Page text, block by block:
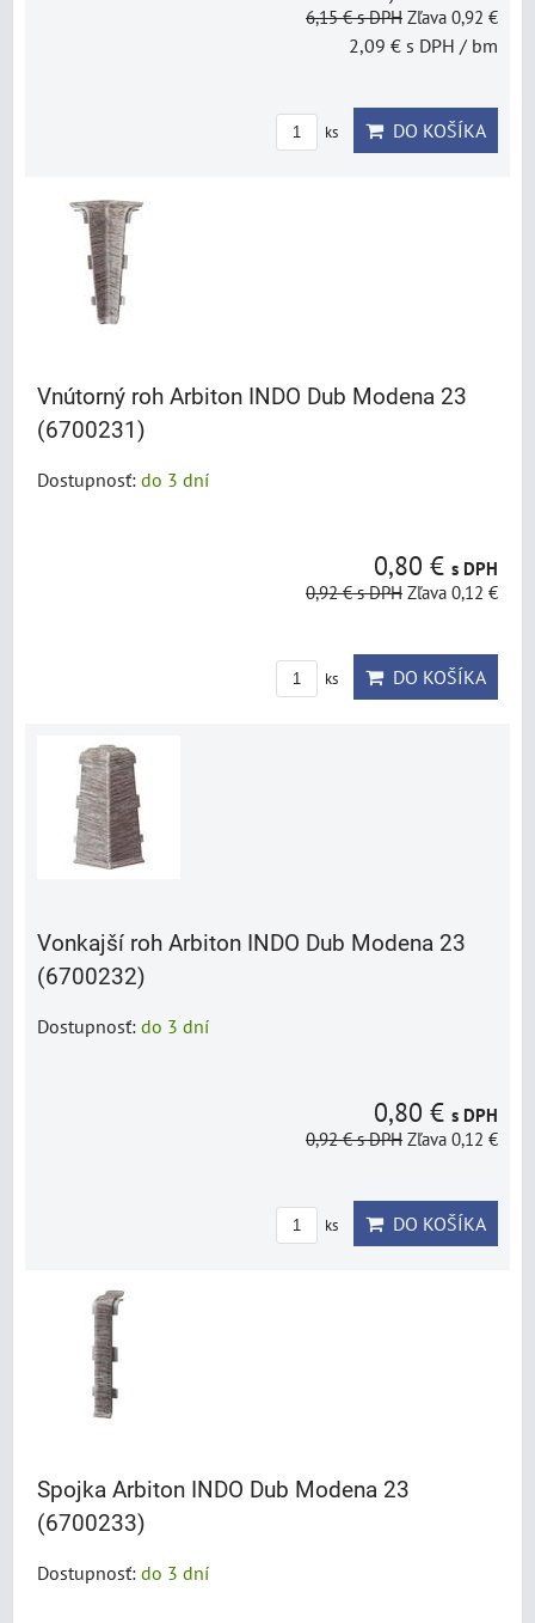
6,15 €s DPH Zľava 0,92 €
2,09 € s DPH / bm
ks DO KOŠÍKA
Vnútorný roh Arbiton INDO Dub Modena 23
(6700231)
Dostupnosť: do 3 dní
0,80 € s DPH
0,92 €s DPH Zľava 0,12 €
ks DO KOŠÍKA
Vonkajší roh Arbiton INDO Dub Modena 23
(6700232)
Dostupnosť: do 3 dní
0,80 € s DPH
0,92 €s DPH Zľava 0,12 €
ks DO KOŠÍKA
Spojka Arbiton INDO Dub Modena 23
(6700233)
Dostupnosť: do 3 dní